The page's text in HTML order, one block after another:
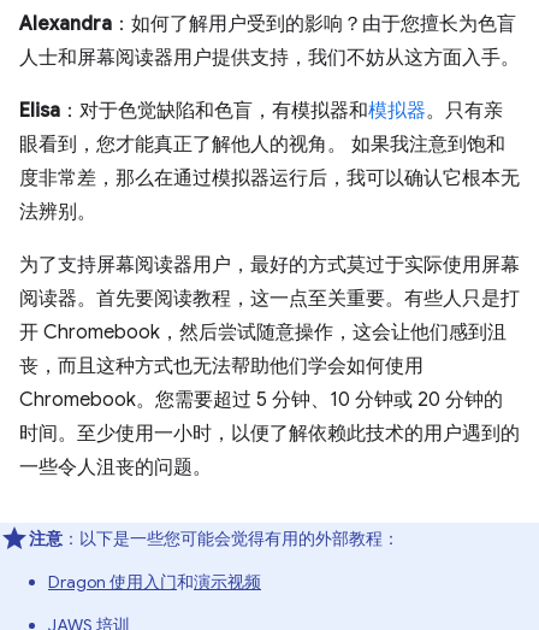
Alexandra ：如何了解用户受到的影响？由于您擅长为色盲
人士和屏幕阅读器用户提供支持，我们不妨从这方面入手。
Elisa ：对于色觉缺陷和色盲，有模拟器和模拟器。只有亲
眼看到，您才能真正了解他人的视角。 如果我注意到饱和
度非常差，那么在通过模拟器运行后，我可以确认它根本无
法辨别。
为了支持屏幕阅读器用户，最好的方式莫过于实际使用屏幕
阅读器。首先要阅读教程，这一点至关重要。有些人只是打
开 Chromebook，然后尝试随意操作，这会让他们感到沮
丧，而且这种方式也无法帮助他们学会如何使用
Chromebook。您需要超过 5 分钟、10 分钟或 20 分钟的
时间。至少使用一小时，以便了解依赖此技术的用户遇到的
一些令人沮丧的问题。
注意 ：以下是一些您可能会觉得有用的外部教程：
Dragon 使用入门和演示视频
JAWS 培训